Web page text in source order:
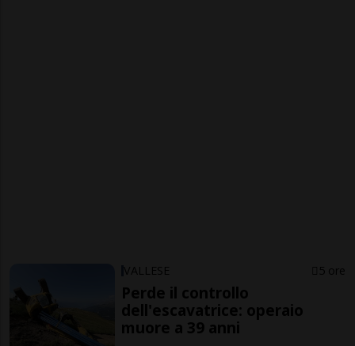
VALLESE 5 ore
Perde il controllo
dell'escavatrice: operaio
muore a 39 anni